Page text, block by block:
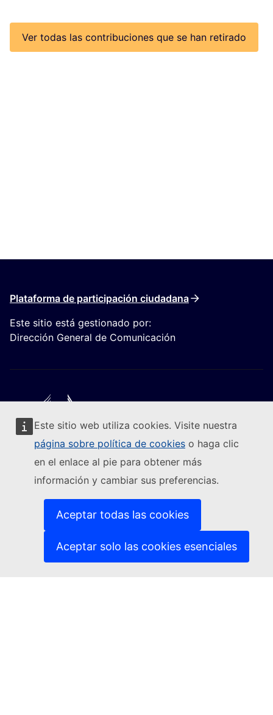
Este sitio web utiliza cookies. Visite nuestra
página sobre política de cookies o haga clic
en el enlace al pie para obtener más
información y cambiar sus preferencias.
Aceptar todas las cookies
Aceptar solo las cookies esenciales
Ver todas las contribuciones que se han retirado
Plataforma de participación ciudadana
Este sitio está gestionado por:
Dirección General de Comunicación
Seguir a la Comisión Europea
Contacto(Enlace externo)
Notificar una vulnerabilidad informática(Enlace externo)
Idiomas en nuestros sitios web(Enlace externo)
(Enlace externo)
Política de privacidad
Aviso jurídico
(Enlace externo)